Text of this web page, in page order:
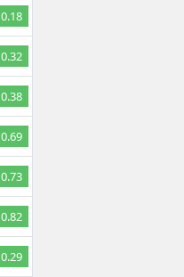
0.18
0.32
0.38
0.69
0.73
0.82
0.29